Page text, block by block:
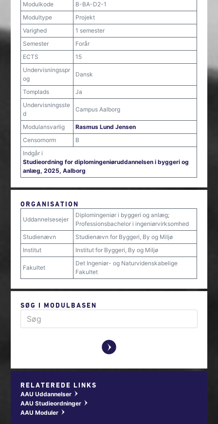
Modulkode
B-BA-D2-1
Modultype
Projekt
Varighed
1 semester
Semester
Forår
ECTS
15
Undervisningsspr
og
Dansk
Tomplads
Ja
Undervisningsste
d
Campus Aalborg
Modulansvarlig
Rasmus Lund Jensen
Censornorm
B
Indgår i
Studieordning for diplomingeniøruddannelsen i byggeri og
anlæg, 2025, Aalborg
ORGANISATION
Uddannelsesejer
Diplomingeniør i byggeri og anlæg;
Professionsbachelor i ingeniørvirksomhed
Studienævn
Studienævn for Byggeri, By og Miljø
Institut
Institut for Byggeri, By og Miljø
Fakultet
Det Ingeniør- og Naturvidenskabelige
Fakultet
SØG I MODULBASEN
y
RELATEREDE LINKS
AAU Uddannelser w
AAU Studieordninger w
AAU Moduler w